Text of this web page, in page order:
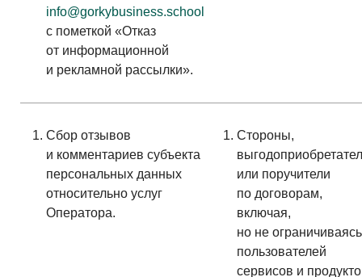
info@gorkybusiness.school
с пометкой «Отказ
от информационной
и рекламной рассылки».
Сбор отзывов
и комментариев субъекта
персональных данных
относительно услуг
Оператора.
Стороны,
или поручители
по договорам,
включая,
но не
пользователей
сервисов и